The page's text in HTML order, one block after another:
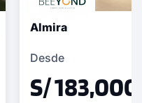
Almira
Desde
S/ 183,000